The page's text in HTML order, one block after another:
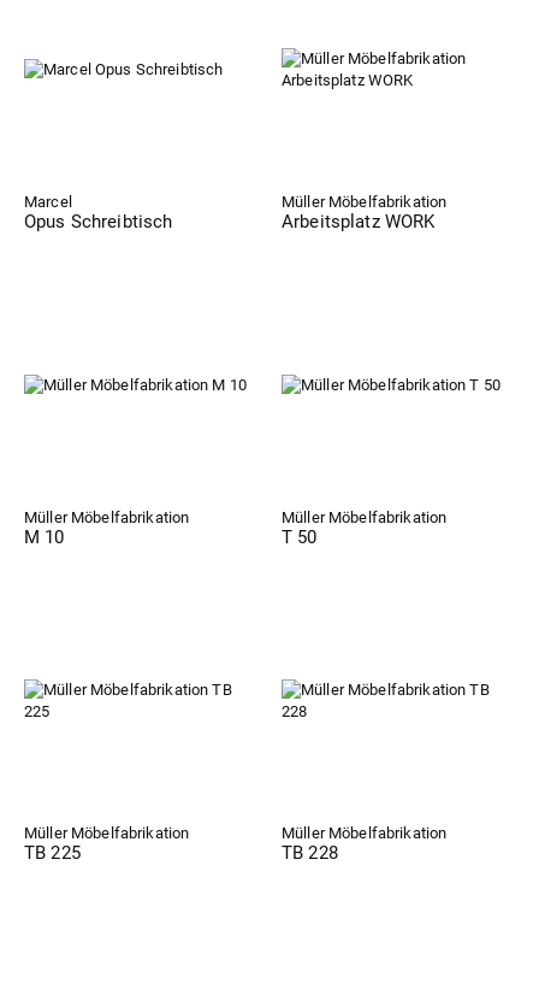
Marcel
Opus Schreibtisch
Müller Möbelfabrikation
Arbeitsplatz WORK
Müller Möbelfabrikation
M 10
Müller Möbelfabrikation
T 50
Müller Möbelfabrikation
TB 225
Müller Möbelfabrikation
TB 228